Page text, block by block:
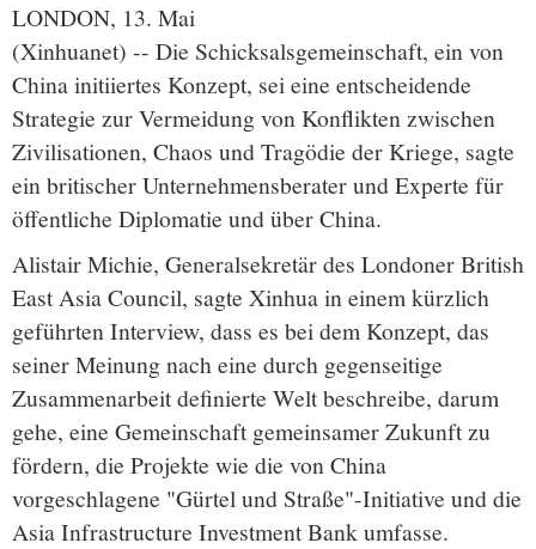
LONDON, 13. Mai
(Xinhuanet) -- Die Schicksalsgemeinschaft, ein von
China initiiertes Konzept, sei eine entscheidende
Strategie zur Vermeidung von Konflikten zwischen
Zivilisationen, Chaos und Tragödie der Kriege, sagte
ein britischer Unternehmensberater und Experte für
öffentliche Diplomatie und über China.
Alistair Michie, Generalsekretär des Londoner British
East Asia Council, sagte Xinhua in einem kürzlich
geführten Interview, dass es bei dem Konzept, das
seiner Meinung nach eine durch gegenseitige
Zusammenarbeit definierte Welt beschreibe, darum
gehe, eine Gemeinschaft gemeinsamer Zukunft zu
fördern, die Projekte wie die von China
vorgeschlagene "Gürtel und Straße"-Initiative und die
Asia Infrastructure Investment Bank umfasse.